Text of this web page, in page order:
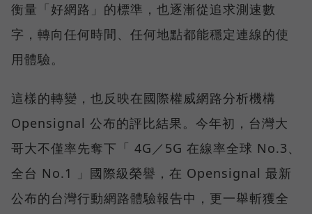
衡量「好網路」的標準，也逐漸從追求測速數
字，轉向任何時間、任何地點都能穩定連線的使
用體驗。
這樣的轉變，也反映在國際權威網路分析機構
Opensignal 公布的評比結果。今年初，台灣大
哥大不僅率先奪下「 4G／5G 在線率全球 No.3、
全台 No.1 」國際級榮譽，在 Opensignal 最新
公布的台灣行動網路體驗報告中，更一舉斬獲全